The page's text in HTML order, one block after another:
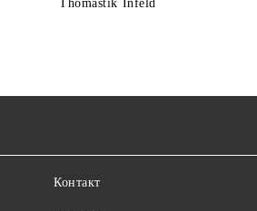
Thomastik Infeld
Контакт